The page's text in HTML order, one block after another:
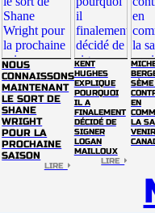
NOUS
CONNAISSONS
MAINTENANT
LE SORT DE
SHANE
WRIGHT
POUR LA
PROCHAINE
SAISON
LIRE
KENT
HUGHES
EXPLIQUE
POURQUOI
IL A
FINALEMENT
DÉCIDÉ DE
SIGNER
LOGAN
MAILLOUX
LIRE
EN
LA